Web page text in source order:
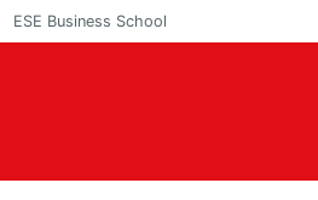
ESE Business School